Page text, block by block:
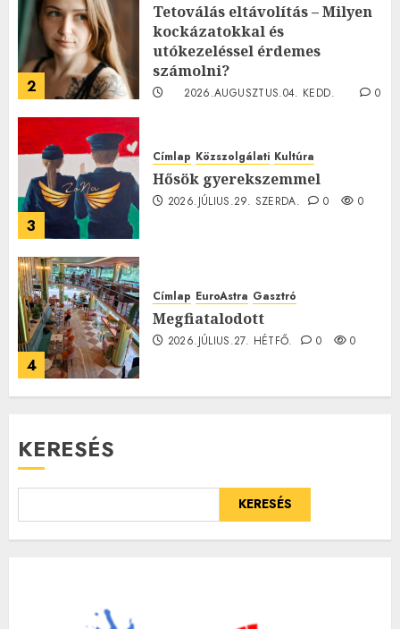
2
Tetoválás eltávolítás – Milyen
kockázatokkal és
utókezeléssel érdemes
számolni?
2026.AUGUSZTUS.04. KEDD.
0
3
Címlap Közszolgálati Kultúra
Hősök gyerekszemmel
2026.JÚLIUS.29. SZERDA. 0 0
4
Címlap EuroAstra Gasztró
Megfiatalodott
2026.JÚLIUS.27. HÉTFŐ. 0 0
KERESÉS
KERESÉS